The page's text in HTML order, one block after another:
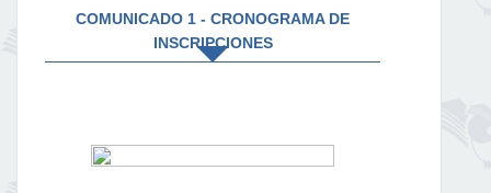
COMUNICADO 1 - CRONOGRAMA DE
INSCRIPCIONES